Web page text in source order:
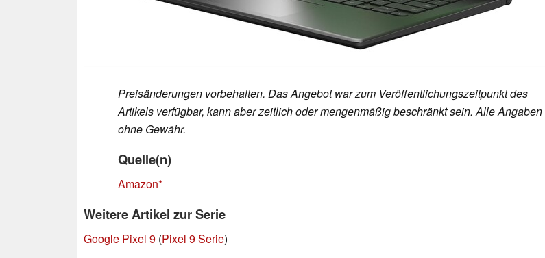
Preisänderungen vorbehalten. Das Angebot war zum Veröffentlichungszeitpunkt des
Artikels verfügbar, kann aber zeitlich oder mengenmäßig beschränkt sein. Alle Angaben
ohne Gewähr.
Quelle(n)
Amazon
Weitere Artikel zur Serie
Google Pixel 9 (Pixel 9 Serie)